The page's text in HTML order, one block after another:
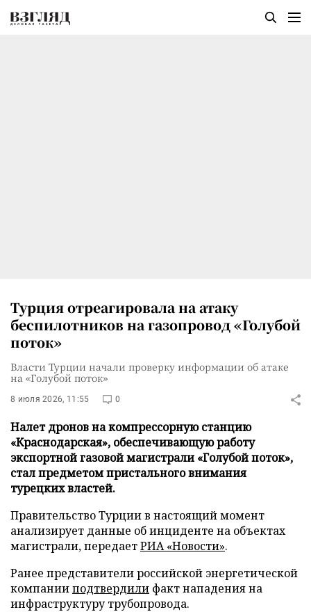
Турция отреагировала на атаку
беспилотников на газопровод «Голубой
поток»
Власти Турции начали проверку информации об атаке
на «Голубой поток»
8 июля 2026, 11:55 0
Налет дронов на компрессорную станцию
«Краснодарская», обеспечивающую работу
экспортной газовой магистрали «Голубой поток»,
стал предметом пристального внимания
турецких властей.
Правительство Турции в настоящий момент
анализирует данные об инциденте на объектах
магистрали, передаетРИА «Новости».
Ранее представители российской энергетической
компанииподтвердили факт нападения на
инфраструктуру трубопровода.